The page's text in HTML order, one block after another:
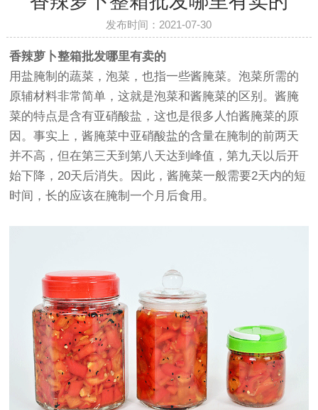
发布时间：2021-07-30
香辣萝卜整箱批发哪里有卖的
用盐腌制的蔬菜，泡菜，也指一些酱腌菜。泡菜所需的
原辅材料非常简单，这就是泡菜和酱腌菜的区别。酱腌
菜的特点是含有亚硝酸盐，这也是很多人怕酱腌菜的原
因。事实上，酱腌菜中亚硝酸盐的含量在腌制的前两天
并不高，但在第三天到第八天达到峰值，第九天以后开
始下降，20天后消失。因此，酱腌菜一般需要2天内的短
时间，长的应该在腌制一个月后食用。